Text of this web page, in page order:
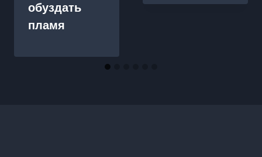
обуздать
пламя